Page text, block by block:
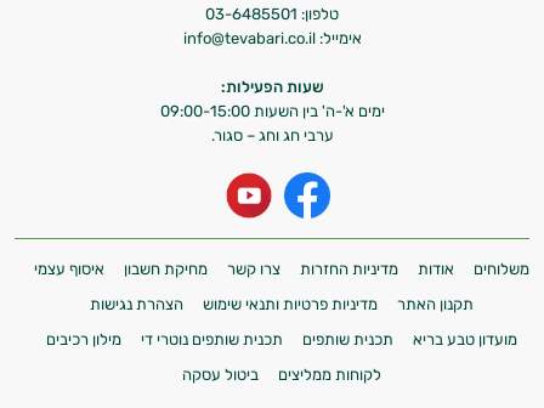
טלפון: 03-6485501
אימייל: info@tevabari.co.il
שעות הפעילות:
ימים א'-ה' בין השעות 09:00-15:00
ערבי חג וחג – סגור.
משלוחים אודות מדיניות החזרות צרו קשר מחיקת חשבון
איסוף עצמי
תקנון האתר
מדיניות פרטיות ותנאי שימוש
הצהרת נגישות
מועדון טבע בריא
תכנית שותפים תכנית שותפים נוטרי די
מילון רכיבים
לקוחות ממליצים
ביטול עסקה